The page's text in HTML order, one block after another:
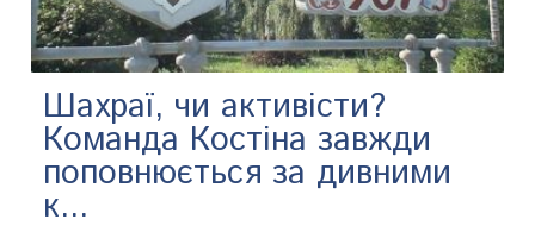
Шахраї, чи активісти?
Команда Костіна завжди
поповнюється за дивними
к...